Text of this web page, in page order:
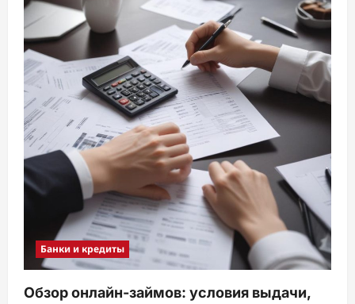
Банки и кредиты
Обзор онлайн-займов: условия выдачи,